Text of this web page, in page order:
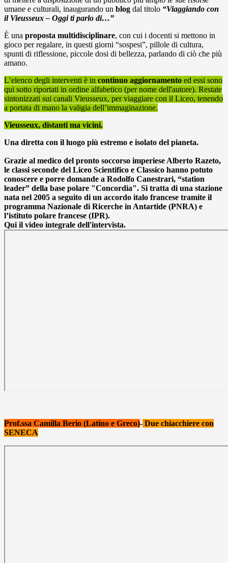
umane e culturali, inaugurando un blog dal titolo “Viaggiando con
il Vieusseux – Oggi ti parlo di…”
È una proposta multidisciplinare, con cui i docenti si mettono in
gioco per regalare, in questi giorni “sospesi”, pillole di cultura,
spunti di riflessione, piccole dosi di bellezza, parlando di ciò che più
amano.
L’elenco degli interventi è in continuo aggiornamento ed essi sono
qui sotto riportati in ordine alfabetico (per nome dell'autore). Restate
sintonizzati sui canali Vieusseux, per viaggiare con il Liceo, tenendo
a portata di mano la valigia dell’immaginazione.
Vieusseux, distanti ma vicini.
Una diretta con il luogo più estremo e isolato del pianeta.
Grazie al medico del pronto soccorso imperiese Alberto Razeto,
le classi seconde del Liceo Scientifico e Classico hanno potuto
conoscere e porre domande a Rodolfo Canestrari, “station
leader” della base polare "Concordia". Si tratta di una stazione
nata nel 2005 a seguito di un accordo italo francese tramite il
programma Nazionale di Ricerche in Antartide (PNRA) e
l’istituto polare francese (IPR).
Qui il video integrale dell'intervista.
Prof.ssa Camilla Berio (Latino e Greco)- Due chiacchiere con
SENECA